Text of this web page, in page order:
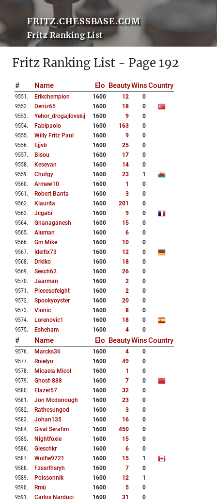
FRITZ.CHESSBASE.COM
Fritz Ranking List
Fritz Ranking List - Page 192
# Name Elo BeautyWinsCountry
9551 . Erikchempion 1600 12
0
9552. Deniz65 1600 18
0
9553. Yehor_drogajlovskij 1600 9
0
9554. Fabipaolo 1600 163
0
9555. Willy Fritz Paul 1600 9
0
9556. Ejjvb 1600 25
0
9557. Bisou 1600 17
0
9558. Kesevan 1600 14
0
9559. Chufgy 1600 23
1
9560. Armew10 1600 1
0
9561 . Robert Banta 1600 3
0
9562. Klaurita 1600 201
0
9563. Jcgabi 1600 9
0
9564. Gnanaganesh 1600 15
0
9565. Aluman 1600 6
0
9566. Gm Mike 1600 10
0
9567. Idelfix73 1600 12
0
9568. Drkiko 1600 18
0
9569. Sesch62 1600 26
0
9570. Jaarman 1600 2
0
9571 . Piecesofeight 1600 2
0
9572. Spookyoyster 1600 20
0
9573. Vionic 1600 8
0
9574. Lorenovic1 1600 18
0
9575. Esheham 1600 4 0
# Name Elo BeautyWinsCountry
9576. Marcks36 1600 4
0
9577. Rnielyo 1600 49
0
9578. Micaela Micol 1600 1
0
9579. Ghost-888 1600 7
0
9580. Elazer57 1600 32
0
9581 . Jon Mcdonough 1600 23
0
9582. Rathesungod 1600 3
0
9583. Johan135 1600 16
0
9584. Gival Serafim 1600 450
0
9585. Nightfoxie 1600 15
0
9586. Gieschkr 1600 6
0
9587. Wolfie9721 1600 15
1
9588. Fzssrfhsryh 1600 7
0
9589. Poissonnik 1600 12
1
9590. Rmü 1600 5
0
9591 . Carlos Narduci 1600 31
0